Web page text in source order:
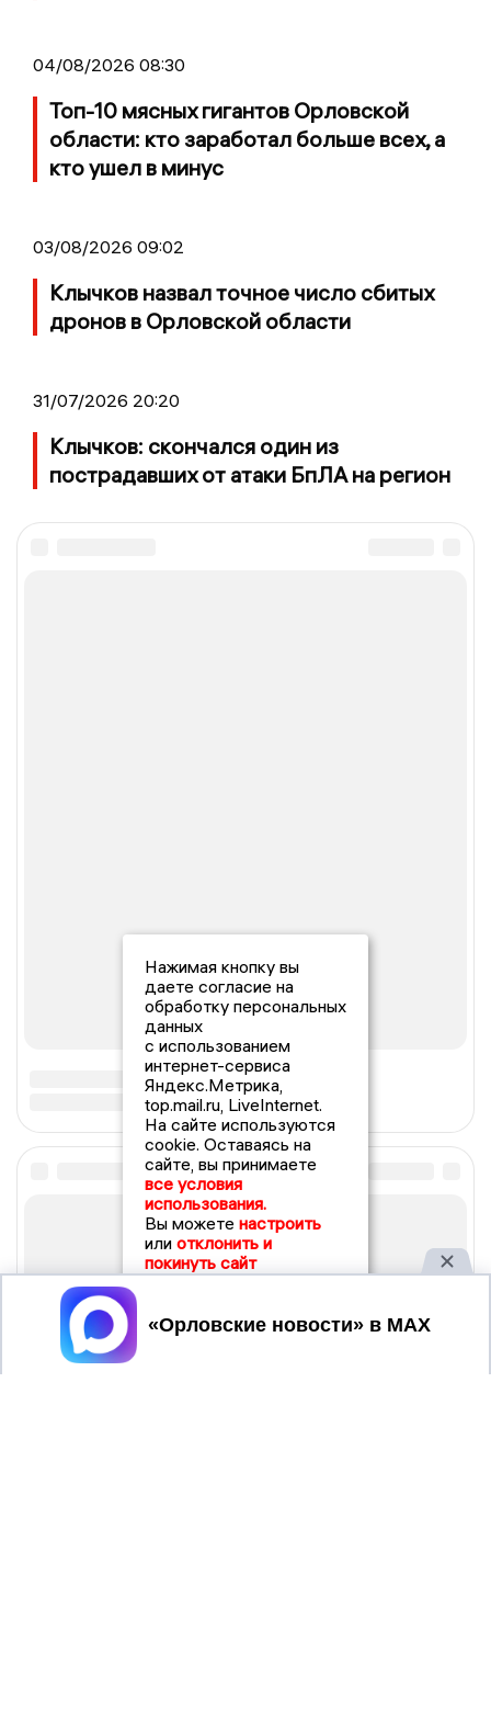
04/08/2026 08:30
Топ-10 мясных гигантов Орловской
области: кто заработал больше всех, а
кто ушел в минус
03/08/2026 09:02
Клычков назвал точное число сбитых
дронов в Орловской области
31/07/2026 20:20
Клычков: скончался один из
пострадавших от атаки БпЛА на регион
Нажимая кнопку вы
даете согласие на
обработку персональных
данных
с использованием
интернет-сервиса
Яндекс.Метрика,
top.mail.ru, LiveInternet.
На сайте используются
cookie. Оставаясь на
сайте, вы принимаете
все условия
использования.
Вы можете настроить
или отклонить и
покинуть сайт
Принять